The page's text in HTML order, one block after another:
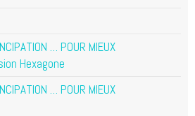
… POUR MIEUX
Hexagone
… POUR MIEUX